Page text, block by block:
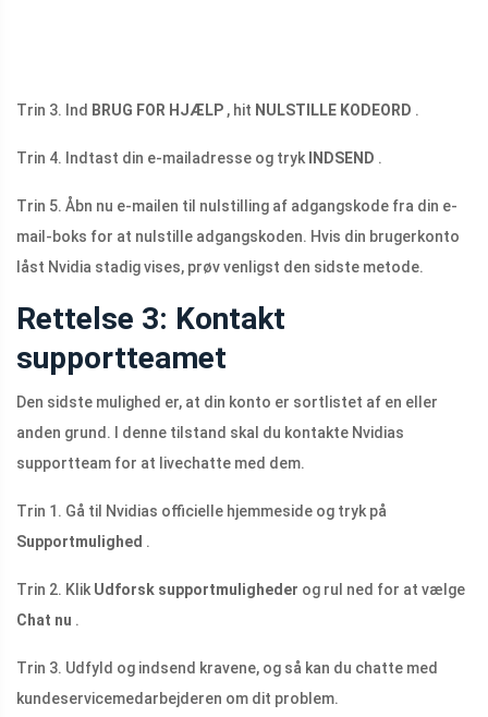
Trin 3. Ind BRUG FOR HJÆLP , hit NULSTILLE KODEORD .
Trin 4. Indtast din e-mailadresse og tryk INDSEND .
Trin 5. Åbn nu e-mailen til nulstilling af adgangskode fra din e-
mail-boks for at nulstille adgangskoden. Hvis din brugerkonto
låst Nvidia stadig vises, prøv venligst den sidste metode.
Rettelse 3: Kontakt
supportteamet
Den sidste mulighed er, at din konto er sortlistet af en eller
anden grund. I denne tilstand skal du kontakte Nvidias
supportteam for at livechatte med dem.
Trin 1. Gå til Nvidias officielle hjemmeside og tryk på
Supportmulighed .
Trin 2. Klik Udforsk supportmuligheder og rul ned for at vælge
Chat nu .
Trin 3. Udfyld og indsend kravene, og så kan du chatte med
kundeservicemedarbejderen om dit problem.